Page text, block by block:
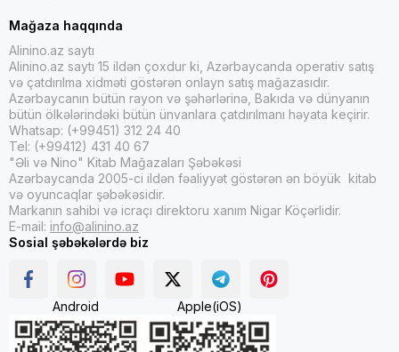
Mağaza haqqında
Alinino.az saytı
Alinino.az saytı 15 ildən çoxdur ki, Azərbaycanda operativ satış
və çatdırılma xidməti göstərən onlayn satış mağazasıdır.
Azərbaycanın bütün rayon və şəhərlərinə, Bakıda və dünyanın
bütün ölkələrindəki bütün ünvanlara çatdırılmanı həyata keçirir.
Whatsap: (+99451) 312 24 40
Tel: (+99412) 431 40 67
"Əli və Nino" Kitab Mağazaları Şəbəkəsi
Azərbaycanda 2005-ci ildən fəaliyyət göstərən ən böyük kitab
və oyuncaqlar şəbəkəsidir.
Markanın sahibi və icraçı direktoru xanım Nigar Köçərlidir.
E-mail: info@alinino.az
Sosial şəbəkələrdə biz
Android Apple(iOS)